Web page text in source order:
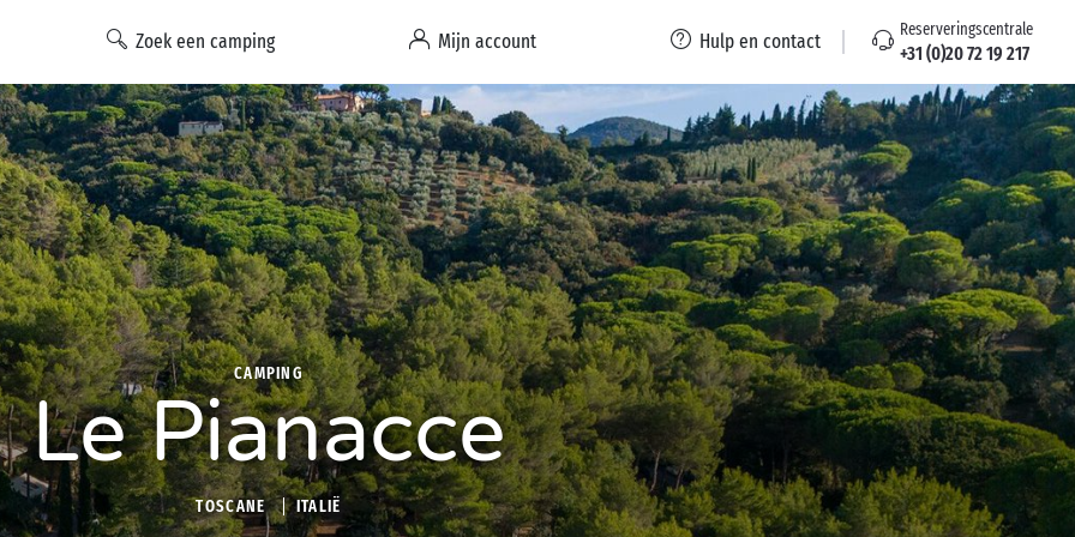
Zoek een camping Mijn account Hulp en contact Reserveringscentrale
+31 (0)20 72 19 217
CAMPING
Le Pianacce
TOSCANE ITALIË